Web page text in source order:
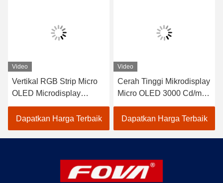
Video
Vertikal RGB Strip Micro
OLED Microdisplay
dengan Kecerahan
Maksimum 3000 Cd/m2
dan Area Aktif 15,19mm ×
14,36mm
Dapatkan Harga Terbaik
Video
Cerah Tinggi Mikrodisplay
Micro OLED 3000 Cd/m2
Area Aktif
15.19mm×14.36mm Strip
RGB Vertikal Penyusunan
Pixel Warna
Dapatkan Harga Terbaik